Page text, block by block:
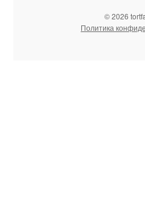
© 2026
Политика